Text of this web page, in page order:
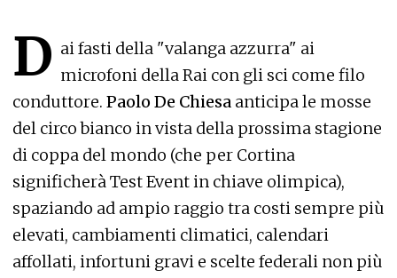
D ai fasti della "valanga azzurra" ai
microfoni della Rai con gli sci come filo
conduttore. Paolo De Chiesa anticipa le mosse
del circo bianco in vista della prossima stagione
di coppa del mondo (che per Cortina
significherà Test Event in chiave olimpica),
spaziando ad ampio raggio tra costi sempre più
elevati, cambiamenti climatici, calendari
affollati, infortuni gravi e scelte federali non più